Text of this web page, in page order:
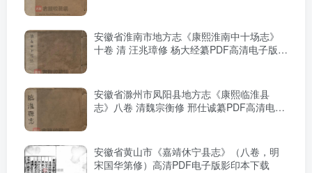
安徽省淮南市地方志《康熙淮南中十场志》
十卷 清 汪兆璋修 杨大经纂PDF高清电子版下
安徽省滁州市凤阳县地方志《康熙临淮县
志》八卷 清魏宗衡修 邢仕诚纂PDF高清电子
安徽省黄山市《嘉靖休宁县志》（八卷，明
宋国华第修）高清PDF电子版影印本下载